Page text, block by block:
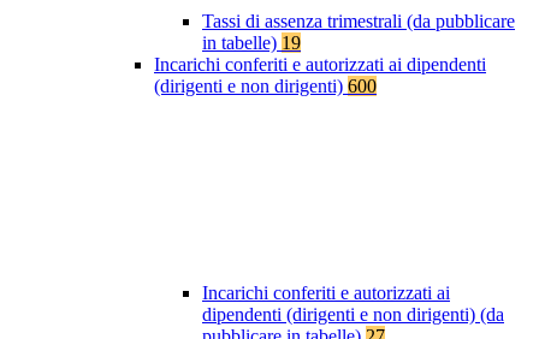
Tassi di assenza trimestrali (da pubblicare
in tabelle) 19
Incarichi conferiti e autorizzati ai dipendenti
(dirigenti e non dirigenti) 600
Incarichi conferiti e autorizzati ai
dipendenti (dirigenti e non dirigenti) (da